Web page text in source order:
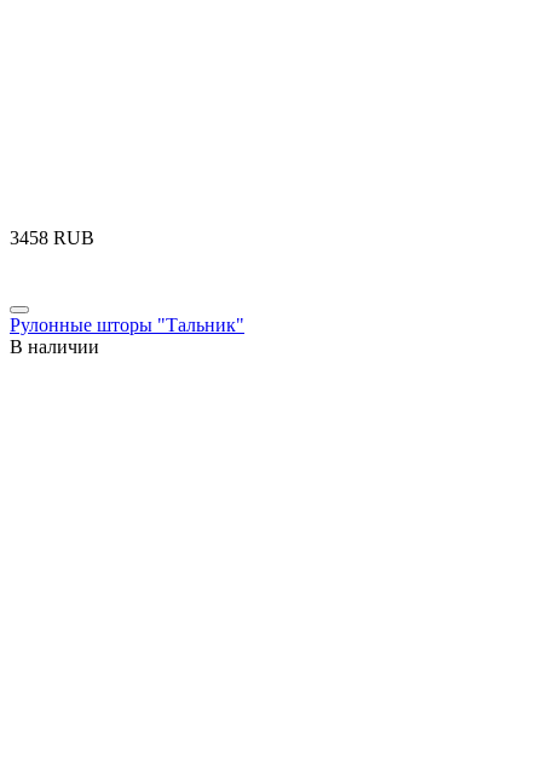
‍3458‍ RUB
Рулонные шторы "Тальник"
В наличии